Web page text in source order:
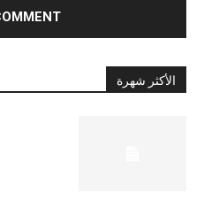
الأكثر شهرة